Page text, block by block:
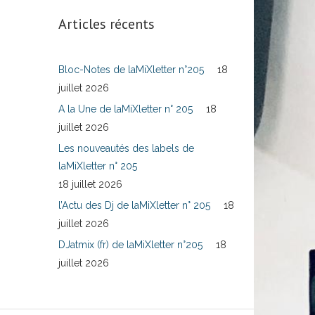
Articles récents
Bloc-Notes de laMiXletter n°205
18
juillet 2026
A la Une de laMiXletter n° 205
18
juillet 2026
Les nouveautés des labels de
laMiXletter n° 205
18 juillet 2026
l’Actu des Dj de laMiXletter n° 205
18
juillet 2026
DJatmix (fr) de laMiXletter n°205
18
juillet 2026